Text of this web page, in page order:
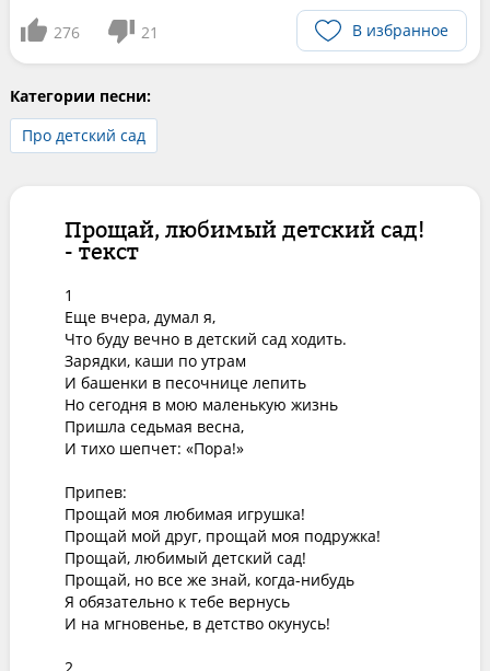
276 21 В избранное
Категории песни:
Про детский сад
Прощай, любимый детский сад!
- текст
1
Еще вчера, думал я,
Что буду вечно в детский сад ходить.
Зарядки, каши по утрам
И башенки в песочнице лепить
Но сегодня в мою маленькую жизнь
Пришла седьмая весна,
И тихо шепчет: «Пора!»
Припев:
Прощай моя любимая игрушка!
Прощай мой друг, прощай моя подружка!
Прощай, любимый детский сад!
Прощай, но все же знай, когда-нибудь
Я обязательно к тебе вернусь
И на мгновенье, в детство окунусь!